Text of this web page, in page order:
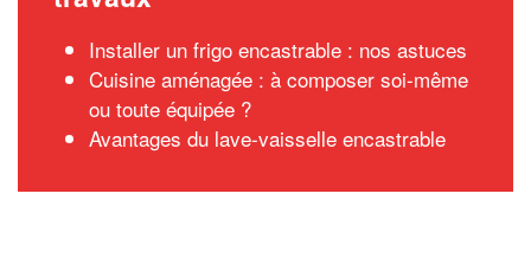
Installer un frigo encastrable : nos astuces
Cuisine aménagée : à composer soi-même
ou toute équipée ?
Avantages du lave-vaisselle encastrable